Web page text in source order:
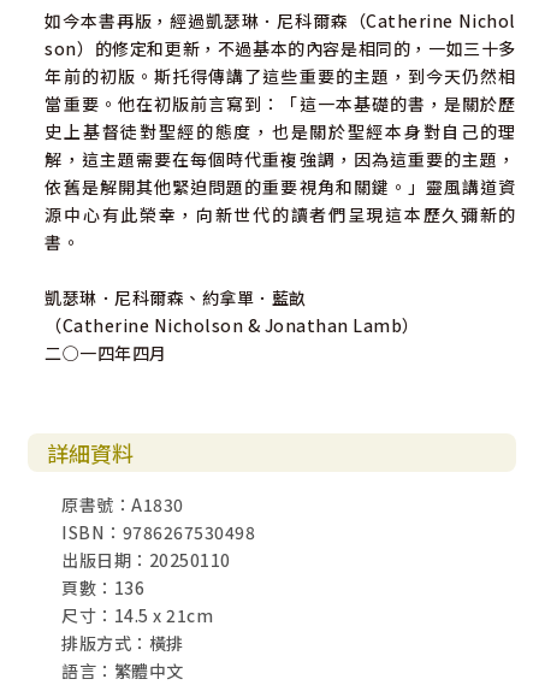
如今本書再版，經過凱瑟琳．尼科爾森（Catherine Nichol
son）的修定和更新，不過基本的內容是相同的，一如三十多
年前的初版。斯托得傳講了這些重要的主題，到今天仍然相
當重要。他在初版前言寫到：「這一本基礎的書，是關於歷
史上基督徒對聖經的態度，也是關於聖經本身對自己的理
解，這主題需要在每個時代重複強調，因為這重要的主題，
依舊是解開其他緊迫問題的重要視角和關鍵。」靈風講道資
源中心有此榮幸，向新世代的讀者們呈現這本歷久彌新的
書。
凱瑟琳．尼科爾森、約拿單．藍畝
（Catherine Nicholson & Jonathan Lamb）
二○一四年四月
詳細資料
原書號：A1830
ISBN：9786267530498
出版日期：20250110
頁數：136
尺寸：14.5 x 21cm
排版方式：橫排
語言：繁體中文